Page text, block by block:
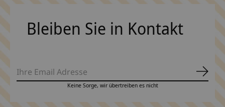
Bleiben Sie in Kontakt
Keine Sorge, wir übertreiben es nicht